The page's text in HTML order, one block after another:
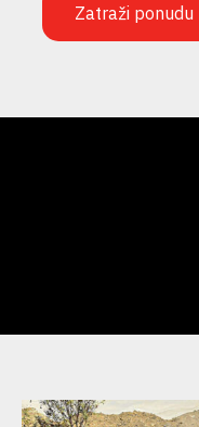
Zatraži ponudu